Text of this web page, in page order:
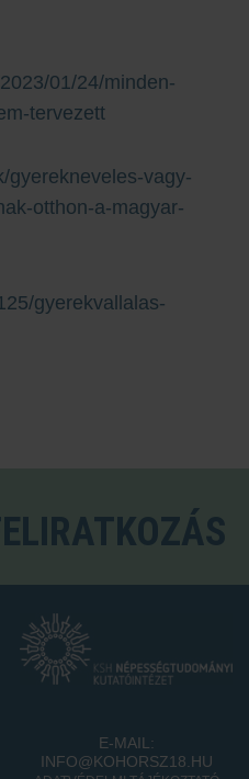
01/24/minden-
tervezett
gyerekneveles-vagy-
otthon-a-magyar-
gyerekvallalas-
E-MAIL:
INFO@KOHORSZ18.HU